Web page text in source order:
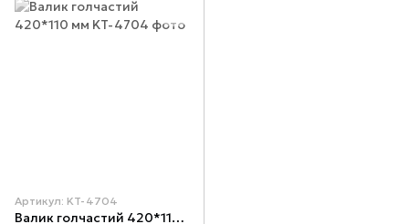
Артикул: KT-4704
Валик голчастий 420*110 мм